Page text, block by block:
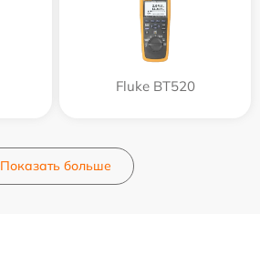
Fluke BT520
Показать больше